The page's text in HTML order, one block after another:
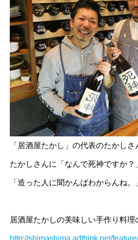
「居酒屋たかし」の代表のたかしさ
たかしさんに「なんで死神ですか？
「造った人に聞かんばわからんね。
居酒屋たかしの美味しい手作り料理
http://shimashima.adthink.net/